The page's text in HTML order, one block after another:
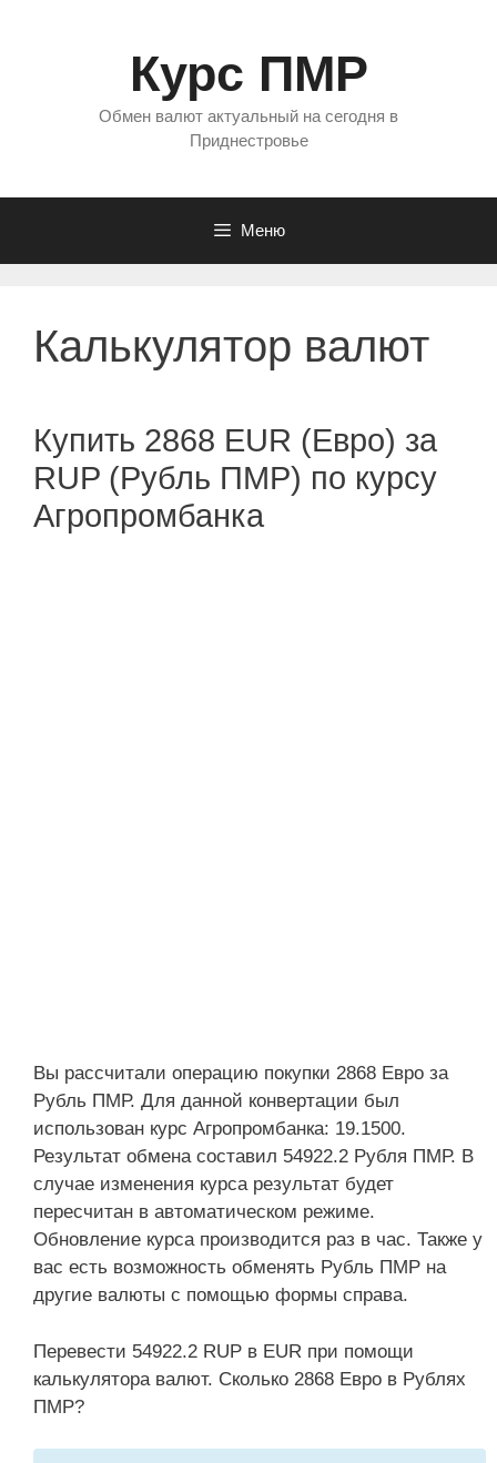
Курс ПМР
Обмен валют актуальный на сегодня в
Приднестровье
Меню
Калькулятор валют
Купить 2868 EUR (Евро) за
RUP (Рубль ПМР) по курсу
Агропромбанка
Вы рассчитали операцию покупки 2868 Евро за
Рубль ПМР. Для данной конвертации был
использован курс Агропромбанка: 19.1500.
Результат обмена составил 54922.2 Рубля ПМР. В
случае изменения курса результат будет
пересчитан в автоматическом режиме.
Обновление курса производится раз в час. Также у
вас есть возможность обменять Рубль ПМР на
другие валюты с помощью формы справа.
Перевести 54922.2 RUP в EUR при помощи
калькулятора валют. Сколько 2868 Евро в Рублях
ПМР?